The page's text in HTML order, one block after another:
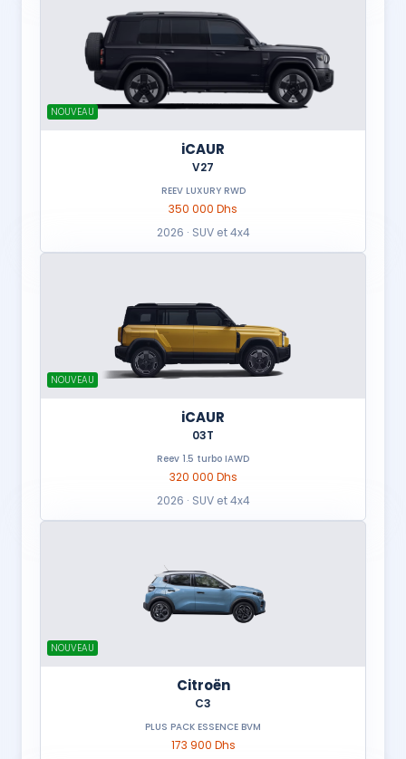
NOUVEAU
iCAUR
V27
REEV LUXURY RWD
350 000 Dhs
2026 · SUV et 4x4
NOUVEAU
iCAUR
03T
Reev 1.5 turbo IAWD
320 000 Dhs
2026 · SUV et 4x4
NOUVEAU
Citroën
C3
PLUS PACK ESSENCE BVM
173 900 Dhs